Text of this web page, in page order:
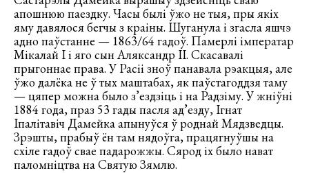
апошнюю паездку. Часы былі ўжо не тыя, пры якіх
яму давялося бегчы з краіны. Шуганула і згасла яшчэ
адно паўстанне — 1863/64 гадоў. Памерлі імператар
Мікалай I і яго сын Аляксандр II. Скасавалі
прыгоннае права. У Расіі зноў панавала рэакцыя, але
ўжо далёка не ў тых маштабах, як паўстагоддзя таму
— цяпер можна было з’ездзіць і на Радзіму. У жніўні
1884 года, праз 53 гады пасля ад’езду, Ігнат
Іпалітавіч Дамейка апынуўся ў роднай Мядзведцы.
Зрэшты, прабыў ён там нядоўга, працягнуўшы на
схіле гадоў свае падарожжы. Сярод іх было нават
паломніцтва на Святую Зямлю.